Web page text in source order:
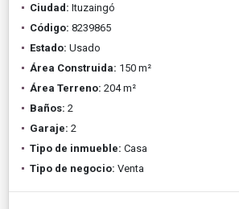
Ciudad: Ituzaingó
Código: 8239865
Estado: Usado
Área Construida: 150 m²
Área Terreno: 204 m²
Baños: 2
Garaje: 2
Tipo de inmueble: Casa
Tipo de negocio: Venta